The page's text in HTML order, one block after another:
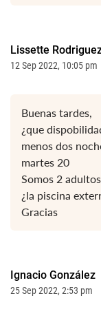
Lissette
12 Sep 2022, 10:05 pm
Buenas tardes,
¿que
menos dos
martes 20
Somos 2
¿la piscina
Gracias
Ignacio González
25 Sep 2022, 2:53 pm